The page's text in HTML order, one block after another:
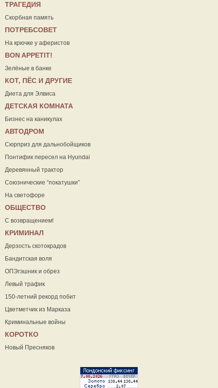
ТРАГЕДИЯ
Скорбная память
ПОТРЕБСОВЕТ
На крючке у аферистов
ВON APPETIT!
Зелёные в банке
КОТ, ПЁС И ДРУГИЕ
Диета для Элвиса
ДЕТСКАЯ КОМНАТА
Бизнес на каникулах
АВТОДРОМ
Сюрприз для дальнобойщиков
Понтифик пересел на Hyundai
Деревянный трактор
Союзнические “покатушки”
На светофоре
ОБЩЕСТВО
С возвращением!
КРИМИНАЛ
Дерзость скотокрадов
Бандитская воля
ОПЭгэшник и обрез
Левый трафик
150-летний рекорд побит
Цветметчик из Марказа
Криминальные войны
КОРОТКО
Новый Пресняков